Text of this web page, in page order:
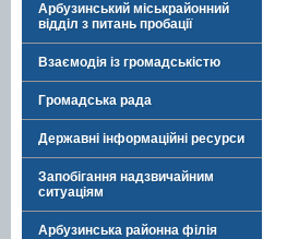
Арбузинський міськрайонний
відділ з питань пробації
Взаємодія із громадськістю
Громадська рада
Державні інформаційні ресурси
Запобігання надзвичайним
ситуаціям
Арбузинська районна філія